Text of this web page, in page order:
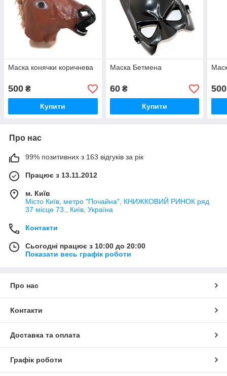
Маска конячки коричнева
500 ₴
Купити
Маска Бетмена
60₴
Купити
500
Про нас
99% позитивних з 163 відгуків за рік
Працює з 13.11.2012
м. Київ
Місто Київ, метро "Почайна", КНИЖКОВИЙ РИНОК ряд
37 місце 73., Київ, Україна
Контакти
Сьогодні працює з 10:00 до 20:00
Показати весь графік роботи
Про нас
Контакти
Доставка та оплата
Графік роботи